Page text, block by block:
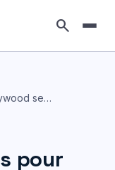
search
se…
pour